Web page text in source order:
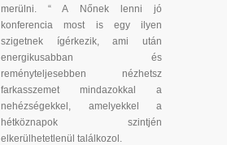
merülni. “ A Nőnek lenni jó
konferencia most is egy ilyen
szigetnek ígérkezik, ami után
energikusabban és
reményteljesebben nézhetsz
farkasszemet mindazokkal a
nehézségekkel, amelyekkel a
hétköznapok szintjén
elkerülhetetlenül találkozol.